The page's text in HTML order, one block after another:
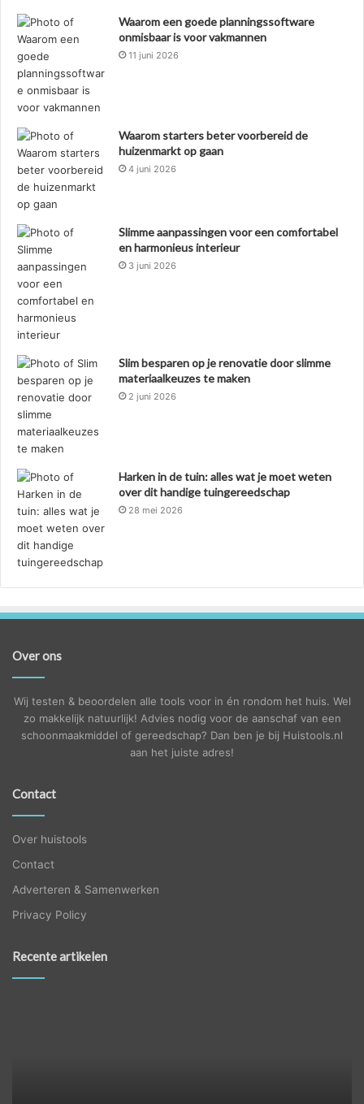
Waarom een goede planningssoftware
onmisbaar is voor vakmannen
11 juni 2026
Waarom starters beter voorbereid de
huizenmarkt op gaan
4 juni 2026
Slimme aanpassingen voor een comfortabel
en harmonieus interieur
3 juni 2026
Slim besparen op je renovatie door slimme
materiaalkeuzes te maken
2 juni 2026
Harken in de tuin: alles wat je moet weten
over dit handige tuingereedschap
28 mei 2026
Over ons
Wij testen & beoordelen alle tools voor in én rondom het huis. Wel
zo makkelijk natuurlijk! Advies nodig voor de aanschaf van een
schoonmaakmiddel of gereedschap? Dan ben je bij Huistools.nl
aan het juiste adres!
Contact
Over huistools
Contact
Adverteren & Samenwerken
Privacy Policy
Recente artikelen